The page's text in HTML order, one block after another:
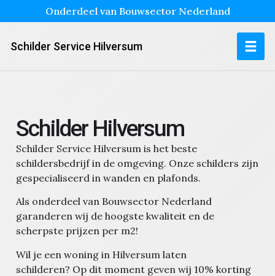
Onderdeel van Bouwsector Nederland
Schilder Service Hilversum
Schilder Hilversum
Schilder Service Hilversum is het beste
schildersbedrijf in de omgeving. Onze schilders zijn
gespecialiseerd in wanden en plafonds.
Als onderdeel van Bouwsector Nederland
garanderen wij de hoogste kwaliteit en de
scherpste prijzen per m2!
Wil je een woning in Hilversum laten
schilderen? Op dit moment geven wij 10% korting